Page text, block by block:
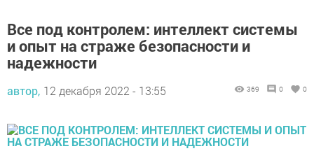
Все под контролем: интеллект системы
и опыт на страже безопасности и
надежности
автор, 12 декабря 2022 - 13:55 369 0 0